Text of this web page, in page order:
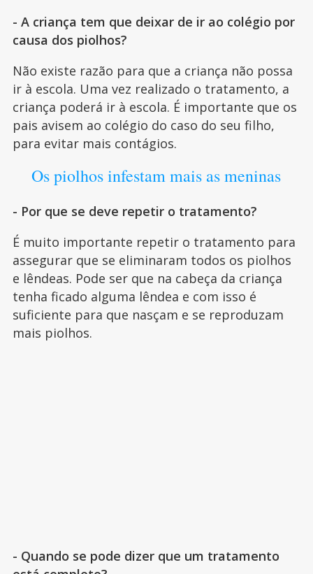
- A criança tem que deixar de ir ao colégio por
causa dos piolhos?
Não existe razão para que a criança não possa
ir à escola. Uma vez realizado o tratamento, a
criança poderá ir à escola. É importante que os
pais avisem ao colégio do caso do seu filho,
para evitar mais contágios.
Os piolhos infestam mais as meninas
- Por que se deve repetir o tratamento?
É muito importante repetir o tratamento para
assegurar que se eliminaram todos os piolhos
e lêndeas. Pode ser que na cabeça da criança
tenha ficado alguma lêndea e com isso é
suficiente para que nasçam e se reproduzam
mais piolhos.
- Quando se pode dizer que um tratamento